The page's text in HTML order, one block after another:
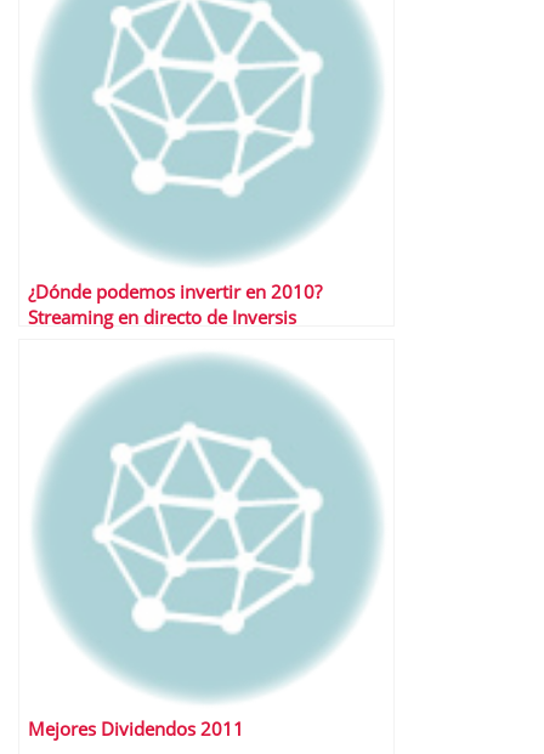
¿Dónde podemos invertir en 2010?
Streaming en directo de Inversis
Mejores Dividendos 2011